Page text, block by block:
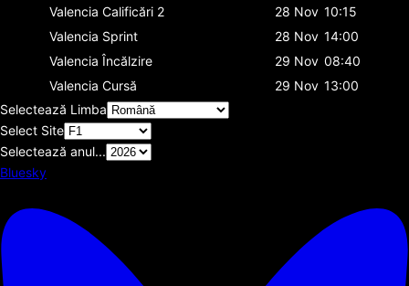
Valencia Calificări 2 28 Nov 10:15
Valencia Sprint 28 Nov 14:00
Valencia Încălzire 29 Nov 08:40
Valencia Cursă 29 Nov 13:00
Selectează Limba
Select Site
Selectează anul...
Bluesky